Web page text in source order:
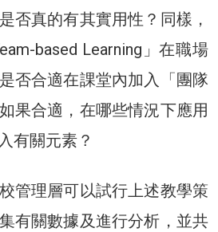
否真的有其實用性？同樣，
based Learning」在職場
否合適在課堂內加入「團隊
果合適，在哪些情況下應用
有關元素？
管理層可以試行上述教學策
有關數據及進行分析，並共